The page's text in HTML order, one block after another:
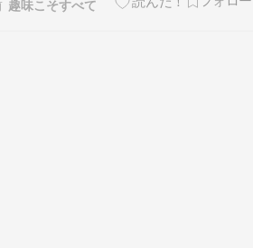
カ月ぶりぐらいですかね。2ヶ月でいろん
趣味こそすべて